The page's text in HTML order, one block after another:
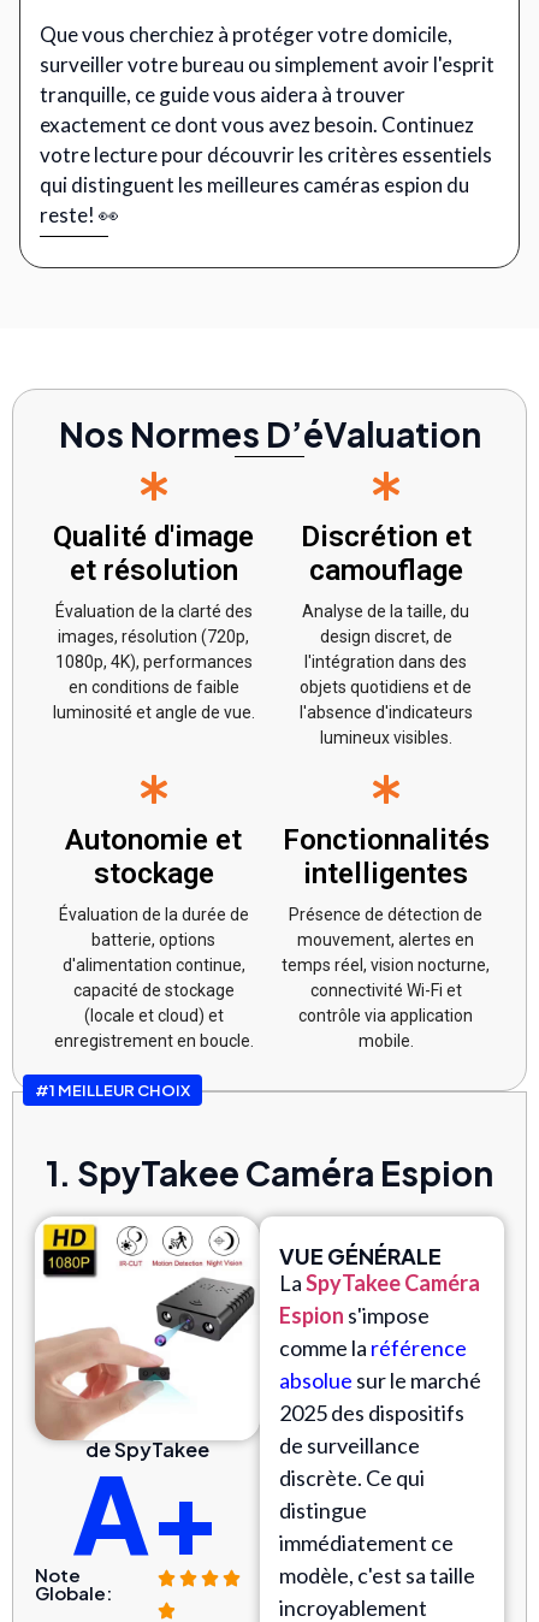
Que vous cherchiez à protéger votre domicile,
surveiller votre bureau ou simplement avoir l'esprit
tranquille, ce guide vous aidera à trouver
exactement ce dont vous avez besoin. Continuez
votre lecture pour découvrir les critères essentiels
qui distinguent les meilleures caméras espion du
reste! 👀
Nos Normes D’éValuation
Qualité d'image
et résolution
Évaluation de la clarté des
images, résolution (720p,
1080p, 4K), performances
en conditions de faible
luminosité et angle de vue.
Discrétion et
camouflage
Analyse de la taille, du
design discret, de
l'intégration dans des
objets quotidiens et de
l'absence d'indicateurs
lumineux visibles.
Autonomie et
stockage
Évaluation de la durée de
batterie, options
d'alimentation continue,
capacité de stockage
(locale et cloud) et
enregistrement en boucle.
Fonctionnalités
intelligentes
Présence de détection de
mouvement, alertes en
temps réel, vision nocturne,
connectivité Wi-Fi et
contrôle via application
mobile.
#1 MEILLEUR CHOIX
1. SpyTakee Caméra Espion
de SpyTakee
A+
Note
Globale:
VUE GÉNÉRALE
LaSpyTakee Caméra
Espion s'impose
comme la référence
absolue sur le marché
2025 des dispositifs
de surveillance
discrète. Ce qui
distingue
immédiatement ce
modèle, c'est sa taille
incroyablement